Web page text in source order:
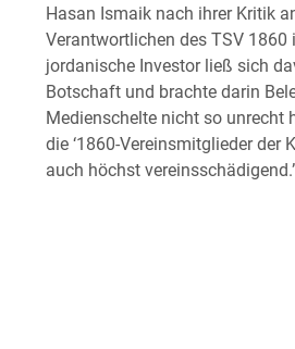
Hasan Ismaik nach ihrer Kritik
Verantwortlichen des TSV 1860
jordanische Investor ließ sich
Botschaft und brachte darin
Medienschelte nicht so unrecht
die ‘1860-Vereinsmitglieder der
auch höchst